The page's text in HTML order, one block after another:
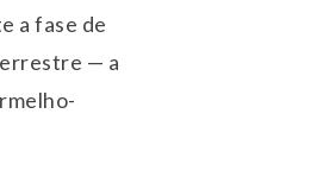
a fase de
— a